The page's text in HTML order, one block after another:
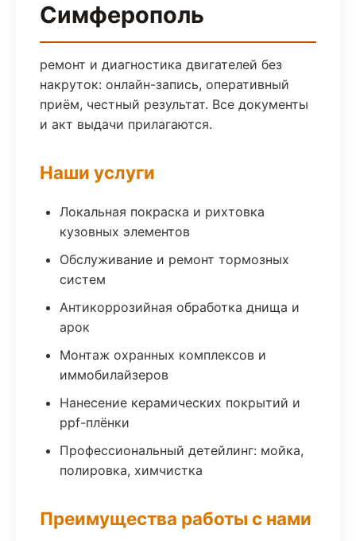
Симферополь
ремонт и диагностика двигателей без
накруток: онлайн-запись, оперативный
приём, честный результат. Все документы
и акт выдачи прилагаются.
Наши услуги
Локальная покраска и рихтовка
кузовных элементов
Обслуживание и ремонт тормозных
систем
Антикоррозийная обработка днища и
арок
Монтаж охранных комплексов и
иммобилайзеров
Нанесение керамических покрытий и
ppf-плёнки
Профессиональный детейлинг: мойка,
полировка, химчистка
Преимущества работы с нами